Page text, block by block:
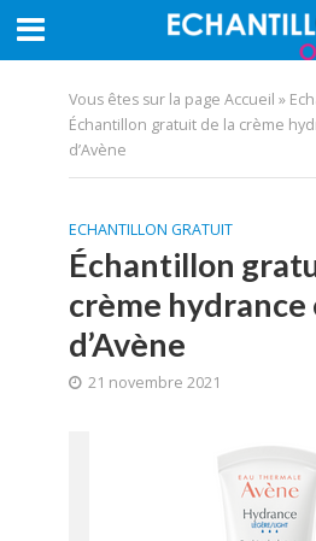
Vous êtes sur la page Accueil »
Échantillon gratuit de la crème
d’Avène
ECHANTILLON GRATUIT
Échantillon
crème hydrance
d’Avène
21 novembre 2021